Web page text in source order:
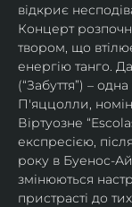
відкриє
Концерт
твором, що
енергію танго.
(“Забуття”) –
П'яццолли,
Віртуозне
експресією,
року в Буенос-
змінюються
пристрасті до